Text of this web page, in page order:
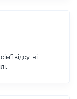
відсутні